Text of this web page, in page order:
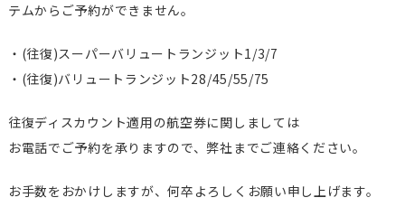
テムからご予約ができません。
・(往復)スーパーバリュートランジット1/3/7
・(往復)バリュートランジット28/45/55/75
往復ディスカウント適用の航空券に関しましては
お電話でご予約を承りますので、弊社までご連絡ください。
お手数をおかけしますが、何卒よろしくお願い申し上げます。